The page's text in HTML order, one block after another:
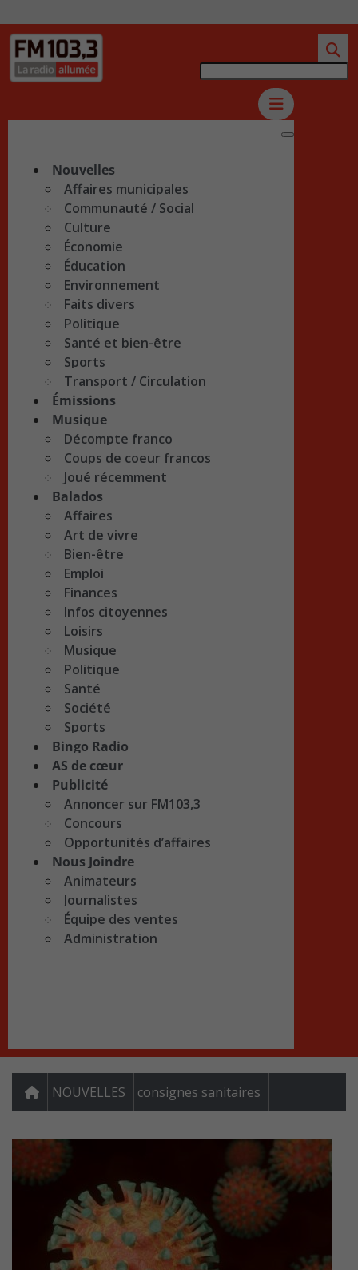
Nouvelles
Affaires municipales
Communauté / Social
Culture
Économie
Éducation
Environnement
Faits divers
Politique
Santé et bien-être
Sports
Transport / Circulation
Émissions
Musique
Décompte franco
Coups de coeur francos
Joué récemment
Balados
Affaires
Art de vivre
Bien-être
Emploi
Finances
Infos citoyennes
Loisirs
Musique
Politique
Santé
Société
Sports
Bingo Radio
AS de cœur
Publicité
Annoncer sur FM103,3
Concours
Opportunités d’affaires
Nous Joindre
Animateurs
Journalistes
Équipe des ventes
Administration
NOUVELLES consignes sanitaires